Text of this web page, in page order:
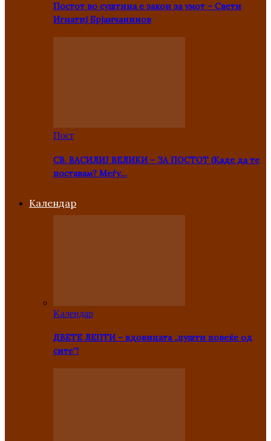
Постот во суштина е закон за умот – Свети
Игнатиј Брјанчанинов
Пост
СВ. ВАСИЛИЈ ВЕЛИКИ – ЗА ПОСТОТ (Каде да те
поставам? Меѓу…
Kалендар
Kалендар
ДВЕТЕ ЛЕПТИ – вдовицата „пушти повеќе од
сите“!